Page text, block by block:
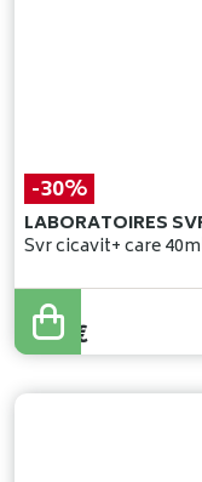
-30%
LABORATOIRES
Svr cicavit+ care
12,52
8,76 €